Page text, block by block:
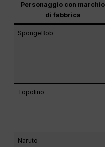
Personaggio con marchio
di fabbrica
SpongeBob
Topolino
Naruto